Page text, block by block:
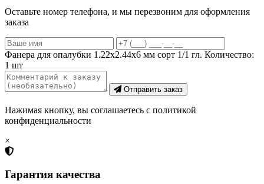
Оставьте номер телефона, и мы перезвоним для оформления
заказа
Фанера для опалубки 1.22х2.44х6 мм сорт 1/1 гл. Количество:
1 шт
Отправить заказ
Нажимая кнопку, вы соглашаетесь с политикой
конфиденциальности
×
Гарантия качества